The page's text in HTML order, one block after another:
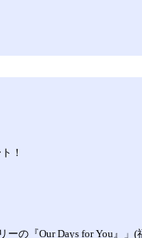
！
の『Our Days for You』」(